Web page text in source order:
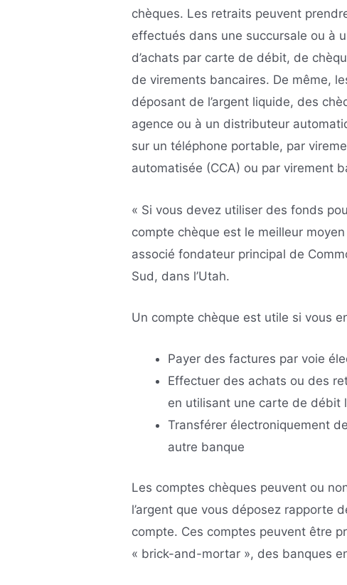
chèques. Les retraits peuvent
effectués dans une succursale ou à
d’achats par carte de débit, de
de virements bancaires. De même,
déposant de l’argent liquide, des
agence ou à un distributeur
sur un téléphone portable, par
automatisée (CCA) ou par virement
« Si vous devez utiliser des fonds
compte chèque est le meilleur
associé fondateur principal de
Sud, dans l’Utah.
Un compte chèque est utile si vous
Payer des factures par voie
Effectuer des achats ou des
en utilisant une carte de débit
Transférer électroniquement
autre banque
Les comptes chèques peuvent ou
l’argent que vous déposez rapporte
compte. Ces comptes peuvent être
« brick-and-mortar », des banques